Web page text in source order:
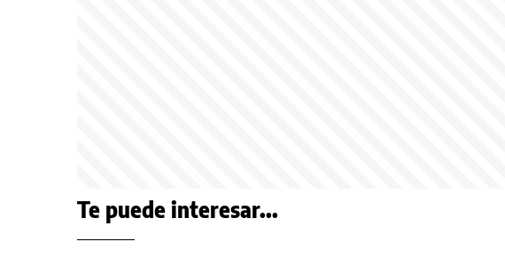
Te puede interesar...